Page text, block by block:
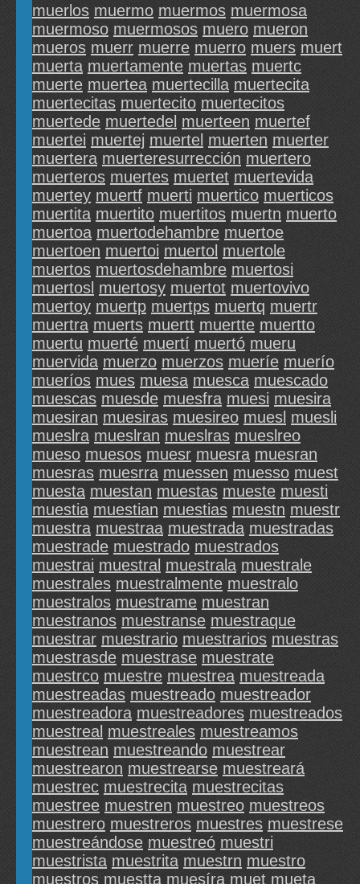
muerlos muermo muermos muermosa
muermoso muermosos muero mueron
mueros muerr muerre muerro muers muert
muerta muertamente muertas muertc
muerte muertea muertecilla muertecita
muertecitas muertecito muertecitos
muertede muertedel muerteen muertef
muertei muertej muertel muerten muerter
muertera muerteresurrección muertero
muerteros muertes muertet muertevida
muertey muertf muerti muertico muerticos
muertita muertito muertitos muertn muerto
muertoa muertodehambre muertoe
muertoen muertoi muertol muertole
muertos muertosdehambre muertosi
muertosl muertosy muertot muertovivo
muertoy muertp muertps muertq muertr
muertra muerts muertt muertte muertto
muertu muerté muertí muertó mueru
muervida muerzo muerzos mueríe muerío
mueríos mues muesa muesca muescado
muescas muesde muesfra muesi muesira
muesiran muesiras muesireo muesl muesli
mueslra mueslran mueslras mueslreo
mueso muesos muesr muesra muesran
muesras muesrra muessen muesso muest
muesta muestan muestas mueste muesti
muestia muestian muestias muestn muestr
muestra muestraa muestrada muestradas
muestrade muestrado muestrados
muestrai muestral muestrala muestrale
muestrales muestralmente muestralo
muestralos muestrame muestran
muestranos muestranse muestraque
muestrar muestrario muestrarios muestras
muestrasde muestrase muestrate
muestrco muestre muestrea muestreada
muestreadas muestreado muestreador
muestreadora muestreadores muestreados
muestreal muestreales muestreamos
muestrean muestreando muestrear
muestrearon muestrearse muestreará
muestrec muestrecita muestrecitas
muestree muestren muestreo muestreos
muestrero muestreros muestres muestrese
muestreándose muestreó muestri
muestrista muestrita muestrn muestro
muestros muestta muesíra muet mueta